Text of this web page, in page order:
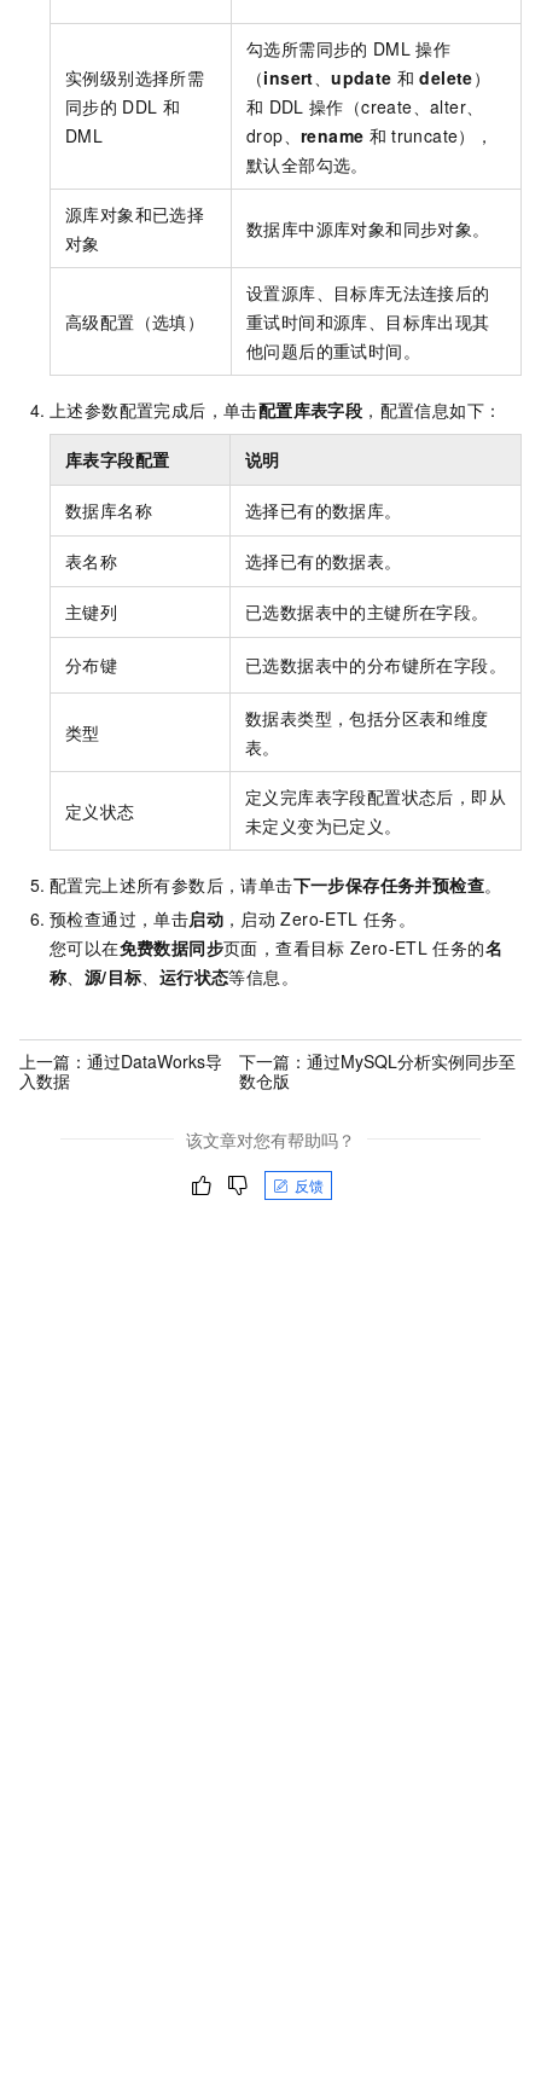
实例级别选择所需
同步的 DDL 和
DML
勾选所需同步的 DML 操作
（insert 、update 和 delete）
和 DDL 操作（create、alter、
drop、 rename 和 truncate），
默认全部勾选。
源库对象和已选择
对象
数据库中源库对象和同步对象。
高级配置（选填）
设置源库、目标库无法连接后的
重试时间和源库、目标库出现其
他问题后的重试时间。
上述参数配置完成后，单击配置库表字段 ，配置信息如下：
库表字段配置 说明
数据库名称 选择已有的数据库。
表名称 选择已有的数据表。
主键列 已选数据表中的主键所在字段。
分布键 已选数据表中的分布键所在字段。
类型
数据表类型，包括分区表和维度
表。
定义状态
定义完库表字段配置状态后，即从
未定义变为已定义。
配置完上述所有参数后，请单击下一步保存任务并预检查。
预检查通过，单击启动 ，启动 Zero-ETL 任务。
您可以在免费数据同步页面，查看目标 Zero-ETL 任务的名
称
源/目标 运行状态等信息。
上一篇： 通过DataWorks导
入数据
下一篇： 通过MySQL分析实例同步至
数仓版
该文章对您有帮助吗？
反馈